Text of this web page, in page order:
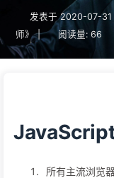
发表于 2020-07-31
师》 | 阅读量: 66
所有主流浏览